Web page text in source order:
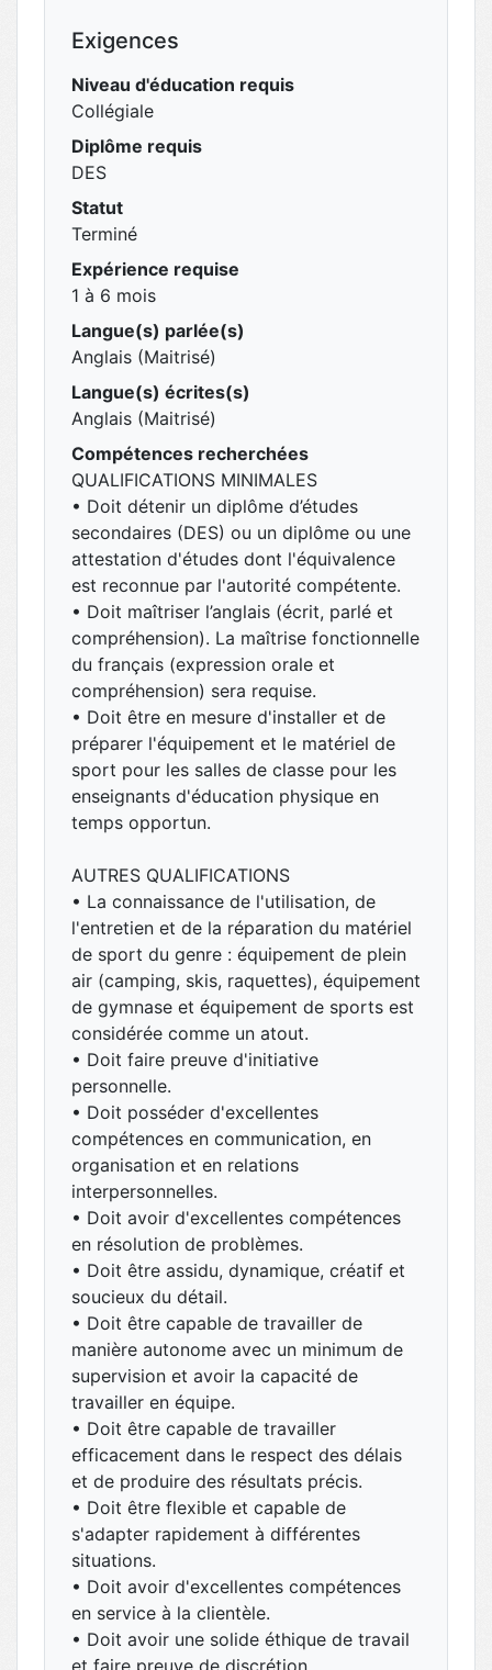
Exigences
Niveau d'éducation requis
Collégiale
Diplôme requis
DES
Statut
Terminé
Expérience requise
1 à 6 mois
Langue(s) parlée(s)
Anglais (Maitrisé)
Langue(s) écrites(s)
Anglais (Maitrisé)
Compétences recherchées
QUALIFICATIONS MINIMALES
• Doit détenir un diplôme d’études
secondaires (DES) ou un diplôme ou une
attestation d'études dont l'équivalence
est reconnue par l'autorité compétente.
• Doit maîtriser l’anglais (écrit, parlé et
compréhension). La maîtrise fonctionnelle
du français (expression orale et
compréhension) sera requise.
• Doit être en mesure d'installer et de
préparer l'équipement et le matériel de
sport pour les salles de classe pour les
enseignants d'éducation physique en
temps opportun.
AUTRES QUALIFICATIONS
• La connaissance de l'utilisation, de
l'entretien et de la réparation du matériel
de sport du genre : équipement de plein
air (camping, skis, raquettes), équipement
de gymnase et équipement de sports est
considérée comme un atout.
• Doit faire preuve d'initiative
personnelle.
• Doit posséder d'excellentes
compétences en communication, en
organisation et en relations
interpersonnelles.
• Doit avoir d'excellentes compétences
en résolution de problèmes.
• Doit être assidu, dynamique, créatif et
soucieux du détail.
• Doit être capable de travailler de
manière autonome avec un minimum de
supervision et avoir la capacité de
travailler en équipe.
• Doit être capable de travailler
efficacement dans le respect des délais
et de produire des résultats précis.
• Doit être flexible et capable de
s'adapter rapidement à différentes
situations.
• Doit avoir d'excellentes compétences
en service à la clientèle.
• Doit avoir une solide éthique de travail
et faire preuve de discrétion.